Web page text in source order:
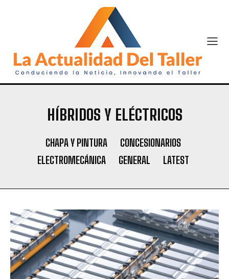
HÍBRIDOS Y ELÉCTRICOS
CHAPA Y PINTURA
CONCESIONARIOS
ELECTROMECÁNICA
GENERAL LATEST